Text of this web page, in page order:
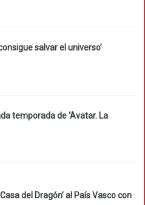
salvar el universo’
temporada de ‘Avatar. La
del Dragón’ al País Vasco con